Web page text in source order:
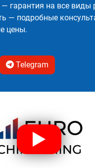
гарантия на все виды
— подробные
цены.
Telegram